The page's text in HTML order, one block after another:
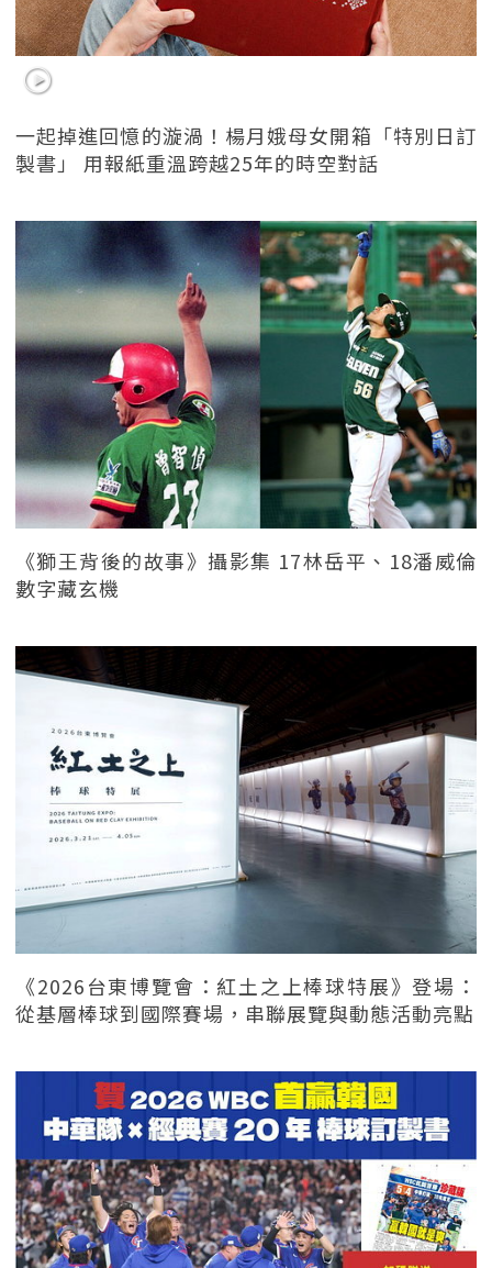
一起掉進回憶的漩渦！楊月娥母女開箱「特別日訂
製書」 用報紙重溫跨越25年的時空對話
《獅王背後的故事》攝影集 17林岳平、18潘威倫
數字藏玄機
《2026台東博覽會：紅土之上棒球特展》登場：
從基層棒球到國際賽場，串聯展覽與動態活動亮點